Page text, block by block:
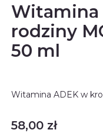
Witamina
rodziny
50 ml
Witamina ADEK w
Cena
58,00 zł